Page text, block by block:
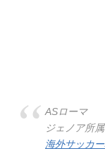
ASローマ
ジェノア所
海外サッカ